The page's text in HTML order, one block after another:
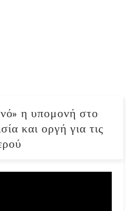
η υπομονή στο
και οργή για τις